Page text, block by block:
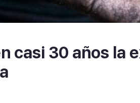
casi 30 años la